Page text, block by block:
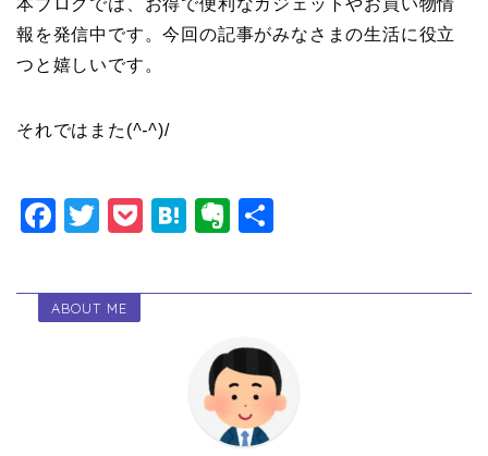
報を発信中です。今回の記事がみなさまの生活に役立
つと嬉しいです。
それではまた(^-^)/
F
c
e
T
tt
er
P
c
H
e
E
er
ot
e
ABOUT ME